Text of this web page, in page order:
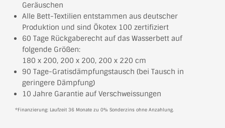
Geräuschen
Alle Bett-Textilien entstammen aus deutscher
Produktion und sind Ökotex 100 zertifiziert
60 Tage Rückgaberecht auf das Wasserbett auf
folgende Größen:
180 x 200, 200 x 200, 200 x 220 cm
90 Tage-Gratisdämpfungstausch (bei Tausch in
geringere Dämpfung)
10 Jahre Garantie auf Verschweissungen
*Finanzierung: Laufzeit 36 Monate zu 0% Sonderzins ohne Anzahlung.